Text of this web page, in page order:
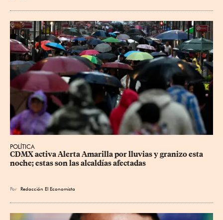
POLÍTICA
CDMX activa Alerta Amarilla por lluvias y granizo esta
noche; estas son las alcaldías afectadas
Por Redacción El Economista